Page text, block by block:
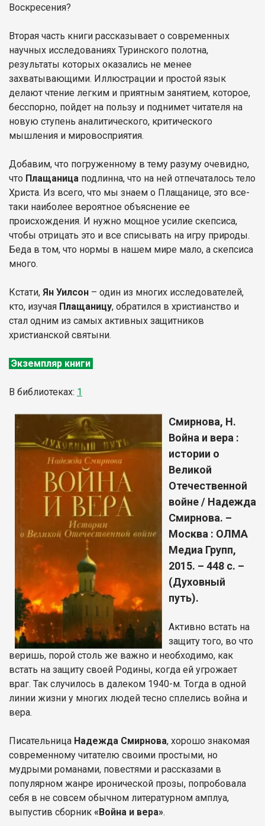
Воскресения?
Вторая часть книги рассказывает о современных
научных исследованиях Туринского полотна,
результаты которых оказались не менее
захватывающими. Иллюстрации и простой язык
делают чтение легким и приятным занятием, которое,
бесспорно, пойдет на пользу и поднимет читателя на
новую ступень аналитического, критического
мышления и мировосприятия.
Добавим, что погруженному в тему разуму очевидно,
что Плащаница подлинна, что на ней отпечаталось тело
Христа. Из всего, что мы знаем о Плащанице, это все-
таки наиболее вероятное объяснение ее
происхождения. И нужно мощное усилие скепсиса,
чтобы отрицать это и все списывать на игру природы.
Беда в том, что нормы в нашем мире мало, а скепсиса
много.
Кстати, Ян Уилсон – один из многих исследователей,
кто, изучая Плащаницу, обратился в христианство и
стал одним из самых активных защитников
христианской святыни.
Экземпляр книги
В библиотеках: 1
Смирнова, Н.
Война и вера :
истории о
Великой
Отечественной
войне / Надежда
Смирнова. –
Москва : ОЛМА
Медиа Групп,
2015. – 448 с. –
(Духовный
путь).
Активно встать на
защиту того, во что
веришь, порой столь же важно и необходимо, как
встать на защиту своей Родины, когда ей угрожает
враг. Так случилось в далеком 1940-м. Тогда в одной
линии жизни у многих людей тесно сплелись война и
вера.
Писательница Надежда Смирнова, хорошо знакомая
современному читателю своими простыми, но
мудрыми романами, повестями и рассказами в
популярном жанре иронической прозы, попробовала
себя в не совсем обычном литературном амплуа,
выпустив сборник «Война и вера».